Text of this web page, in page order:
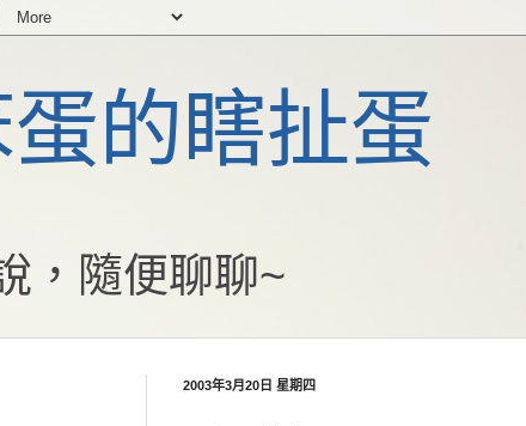
的瞎扯蛋
，隨便聊聊~
2003年3月20日 星期四